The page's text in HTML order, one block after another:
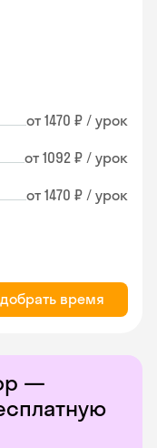
от 1470 ₽ / урок
от 1092 ₽ / урок
от 1470 ₽ / урок
время
—